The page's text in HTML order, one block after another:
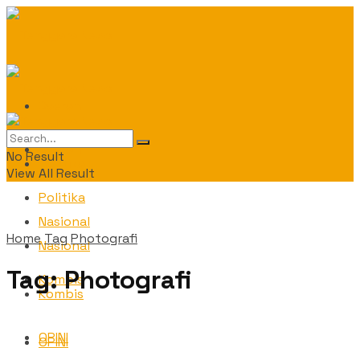
Politika
Nasional
Kombis
OPINI
Daerah
Politika
Nasional
Kombis
OPINI
No Result
View All Result
HomeTag Photografi
Tag:Photografi